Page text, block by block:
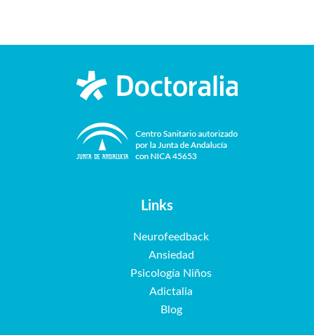
Links
Neurofeedback
Ansiedad
Psicología Niños
Adictalia
Blog